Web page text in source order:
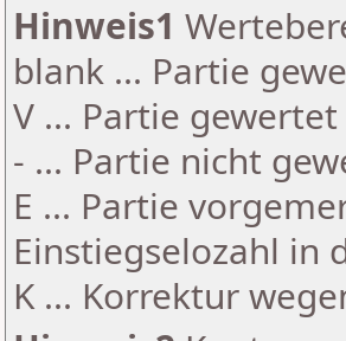
Hinweis1
blank ... Partie
V ... Partie
- ... Partie nicht
E ... Partie
Einstiegselozahl in
K ... Korrektur